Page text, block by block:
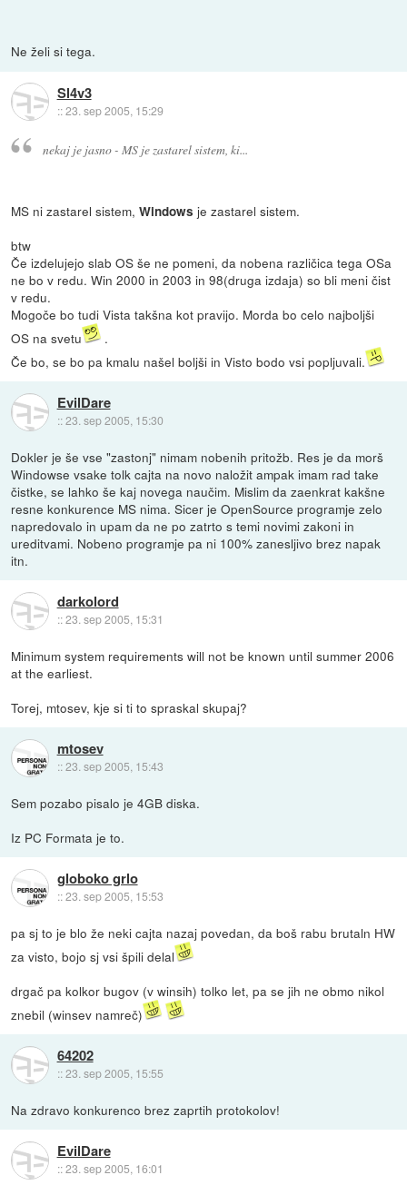
Ne želi si tega.
Sl4v3
::23. sep 2005, 15:29
nekaj je jasno - MS je zastarel sistem, ki...
MS ni zastarel sistem,Windows je zastarel sistem.
btw
Če izdelujejo slab OS še ne pomeni, da nobena različica tega OSa
ne bo v redu. Win 2000 in 2003 in 98(druga izdaja) so bli meni čist
v redu.
Mogoče bo tudi Vista takšna kot pravijo. Morda bo celo najboljši
OS na svetu
.
Če bo, se bo pa kmalu našel boljši in Visto bodo vsi popljuvali.
EvilDare
::23. sep 2005, 15:30
Dokler je še vse "zastonj" nimam nobenih pritožb. Res je da morš
Windowse vsake tolk cajta na novo naložit ampak imam rad take
čistke, se lahko še kaj novega naučim. Mislim da zaenkrat kakšne
resne konkurence MS nima. Sicer je OpenSource programje zelo
napredovalo in upam da ne po zatrto s temi novimi zakoni in
ureditvami. Nobeno programje pa ni 100% zanesljivo brez napak
itn.
darkolord
::23. sep 2005, 15:31
Minimum system requirements will not be known until summer 2006
at the earliest.
Torej, mtosev, kje si ti to spraskal skupaj?
mtosev
::23. sep 2005, 15:43
Sem pozabo pisalo je 4GB diska.
Iz PC Formata je to.
globoko grlo
::23. sep 2005, 15:53
pa sj to je blo že neki cajta nazaj povedan, da boš rabu brutaln HW
za visto, bojo sj vsi špili delal
drgač pa kolkor bugov (v winsih) tolko let, pa se jih ne obmo nikol
znebil (winsev namreč)
64202
::23. sep 2005, 15:55
Na zdravo konkurenco brez zaprtih protokolov!
EvilDare
::23. sep 2005, 16:01